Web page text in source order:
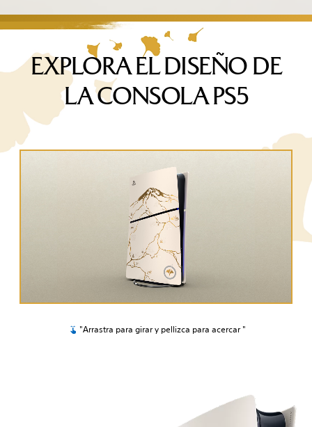
EXPLORA EL DISEÑO DE
LA CONSOLA PS5
"Arrastra para girar y pellizca para acercar "